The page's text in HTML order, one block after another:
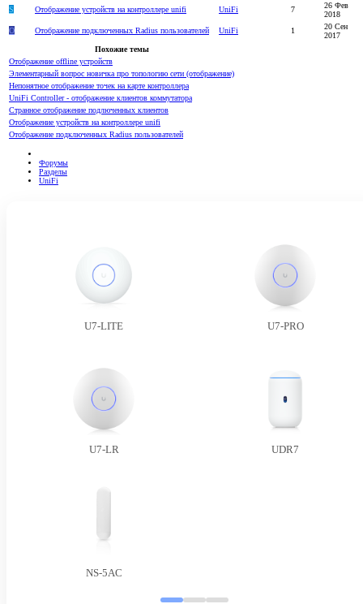
S
Отображение устройств на контроллере unifi UniFi 7
26 Фев
2018
O
Отображение подключенных Radius пользователей UniFi 1
20 Сен
2017
Похожие темы
Отображение offline устройств
Элементарный вопрос новичка про топологию сети (отображение)
Непонятное отображение точек на карте контроллера
UniFi Controller - отображение клиентов коммутатора
Странное отображение подлюченных клиентов
Отображение устройств на контроллере unifi
Отображение подключенных Radius пользователей
Форумы
Разделы
UniFi
U7-LITE U7-PRO
U7-LR UDR7
NS-5AC